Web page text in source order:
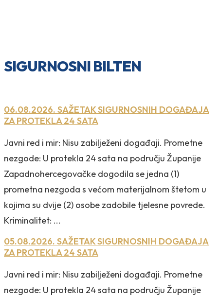
SIGURNOSNI BILTEN
06.08.2026. SAŽETAK SIGURNOSNIH DOGAĐAJA
ZA PROTEKLA 24 SATA
Javni red i mir: Nisu zabilježeni događaji. Prometne
nezgode: U protekla 24 sata na području Županije
Zapadnohercegovačke dogodila se jedna (1)
prometna nezgoda s većom materijalnom štetom u
kojima su dvije (2) osobe zadobile tjelesne povrede.
Kriminalitet: ...
05.08.2026. SAŽETAK SIGURNOSNIH DOGAĐAJA
ZA PROTEKLA 24 SATA
Javni red i mir: Nisu zabilježeni događaji. Prometne
nezgode: U protekla 24 sata na području Županije